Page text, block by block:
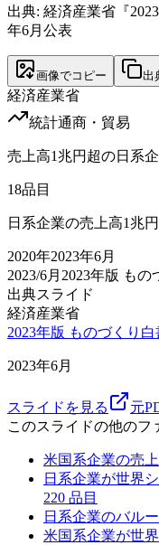
出典: 経済産業省『
年6月公表
画像でコピー 出
経済産業省
統計通商・貿易
売上高1兆円超の日系
18品目
日系企業の売上高1兆
2020年2023年6月
2023/6月 2023年版 もの
出典スライド
経済産業省
2023年版 ものづくり白
2023年6月
スライドを見る
元
このスライドの他のフ
米国系企業の売
日系企業が世界
220 品目
日系企業のバル
米国系企業が世